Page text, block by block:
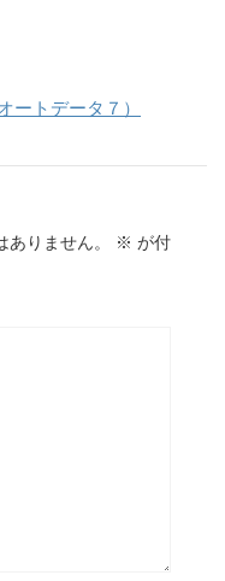
ートデータ７）
りません。 ※ が付